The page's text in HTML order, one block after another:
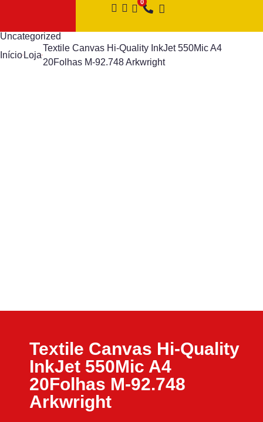
Uncategorized
Início Loja
Textile Canvas Hi-Quality InkJet 550Mic A4
20Folhas M-92.748 Arkwright
Textile Canvas Hi-Quality
InkJet 550Mic A4
20Folhas M-92.748
Arkwright